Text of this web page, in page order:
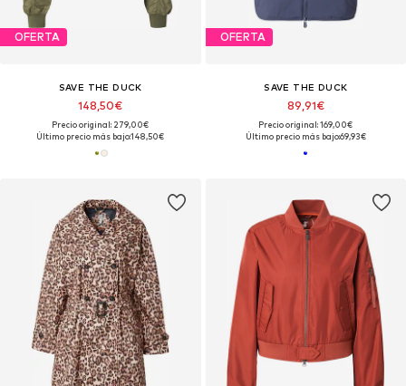
OFERTA
SAVE THE DUCK
148,50€
Precio original: 279,00€
Último precio más bajo:148,50€
OFERTA
SAVE THE DUCK
89,91€
Precio original: 169,00€
Último precio más bajo:69,93€